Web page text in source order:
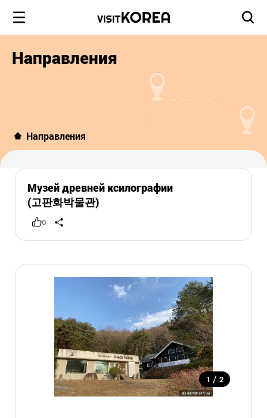
Направления
Направления
Музей древней ксилографии
(고판화박물관)
0
1 / 2